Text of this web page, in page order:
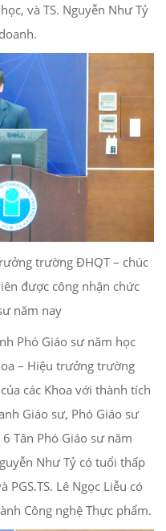
và TS. Nguyễn Như Tỷ
trường ĐHQT – chúc
được công nhận chức
năm nay
Phó Giáo sư năm học
– Hiệu trưởng trường
các Khoa với thành tích
Giáo sư, Phó Giáo sư
Tân Phó Giáo sư năm
Như Tỷ có tuổi thấp
Lê Ngọc Liễu có
Công nghệ Thực phẩm.